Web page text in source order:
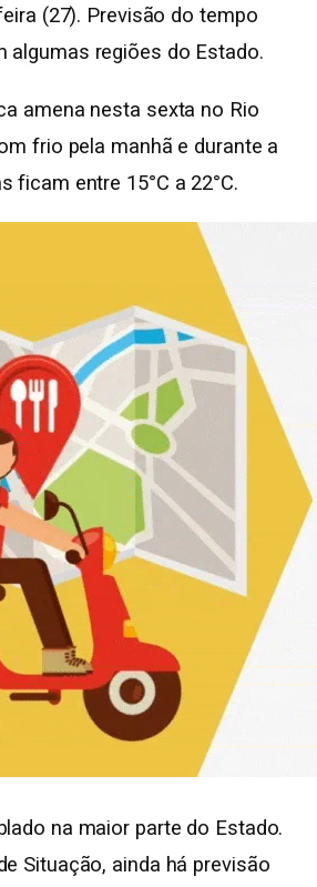
(27). Previsão do tempo
algumas regiões do Estado.
amena nesta sexta no Rio
frio pela manhã e durante a
ficam entre 15°C a 22°C.
na maior parte do Estado.
Situação, ainda há previsão